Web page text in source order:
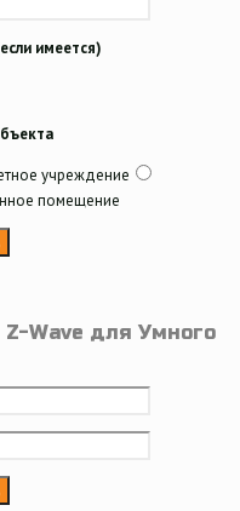
имеется)
учреждение
помещение
Wave для Умного